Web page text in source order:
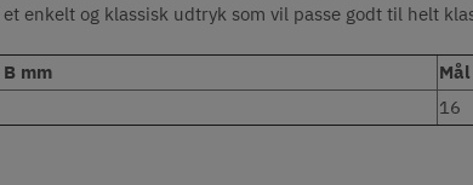
enkelt og klassisk udtryk som vil passe godt til helt
mm
16